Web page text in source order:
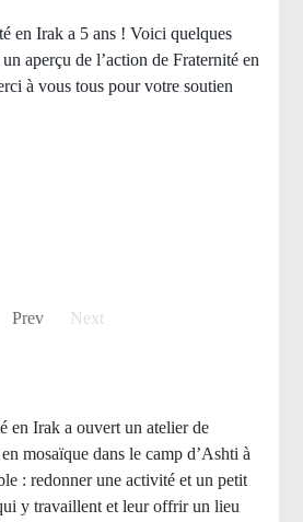
en Irak a 5 ans ! Voici quelques
aperçu de l’action de Fraternité en
à vous tous pour votre soutien
Prev Next
en Irak a ouvert un atelier de
mosaïque dans le camp d’Ashti à
: redonner une activité et un petit
y travaillent et leur offrir un lieu